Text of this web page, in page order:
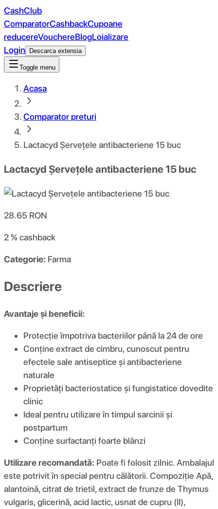
CashClub
ComparatorCashbackCupoane
reducereVouchereBlogLoializare
Login
Descarca extensia
Toggle menu
Acasa
Comparator preturi
Lactacyd Șervețele antibacteriene 15 buc
Lactacyd Șervețele antibacteriene 15 buc
28.65 RON
2 %cashback
Categorie: Farma
Descriere
Avantaje și beneficii:
Protecție împotriva bacteriilor până la 24 de ore
Conține extract de cimbru, cunoscut pentru
efectele sale antiseptice și antibacteriene
naturale
Proprietăți bacteriostatice și fungistatice dovedite
clinic
Ideal pentru utilizare în timpul sarcinii și
postpartum
Conține surfactanți foarte blânzi
Utilizare recomandată: Poate fi folosit zilnic. Ambalajul
este potrivit în special pentru călătorii. Compoziţie Apă,
alantoină, citrat de trietil, extract de frunze de Thymus
vulgaris, glicerină, acid lactic, usnat de cupru (II),